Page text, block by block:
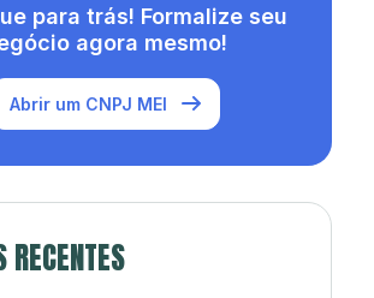
para trás! Formalize seu
agora mesmo!
Abrir um CNPJ MEI
RECENTES